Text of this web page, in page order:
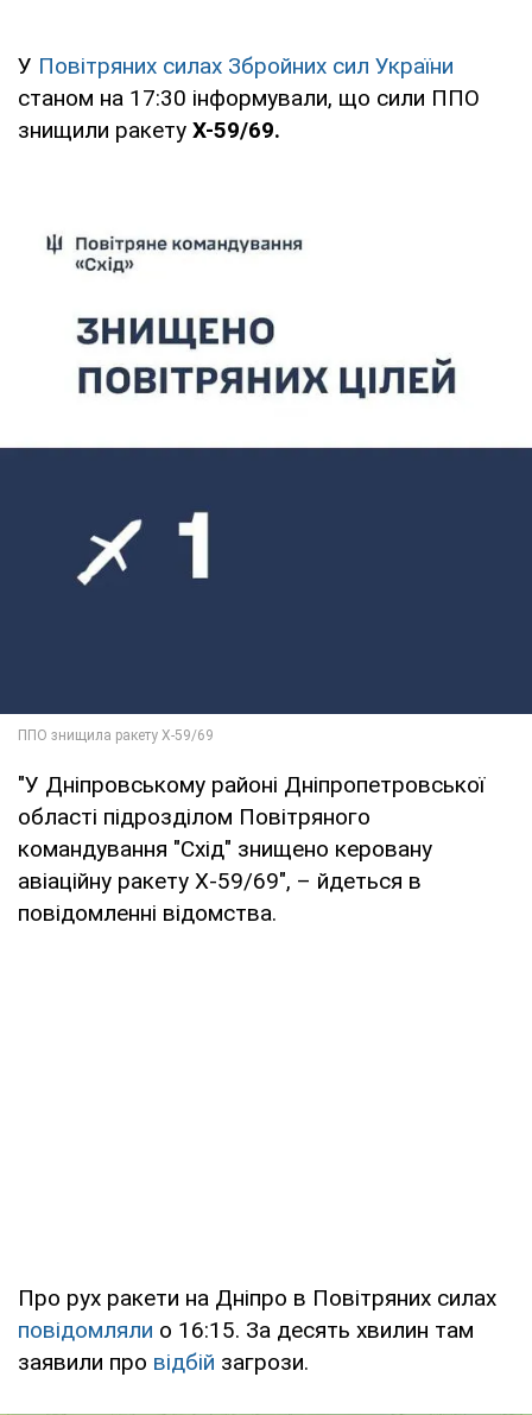
У Повітряних силах Збройних сил України
станом на 17:30 інформували, що сили ППО
знищили ракету Х-59/69.
"У Дніпровському районі Дніпропетровської
області підрозділом Повітряного
командування "Схід" знищено керовану
авіаційну ракету Х-59/69", – йдеться в
повідомленні відомства.
Про рух ракети на Дніпро в Повітряних силах
повідомляли о 16:15. За десять хвилин там
заявили про відбій загрози.